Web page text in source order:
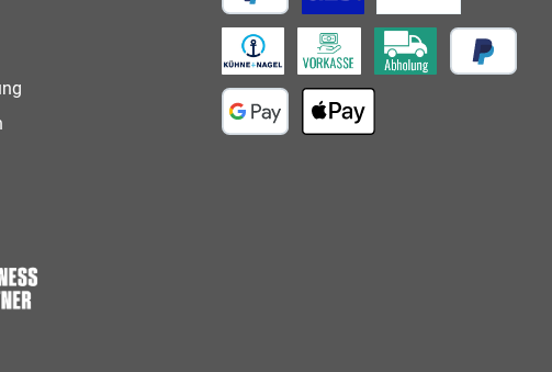
PayPal
Vorkasse
Paketversand
Speditionsversand Abholung vor Ort